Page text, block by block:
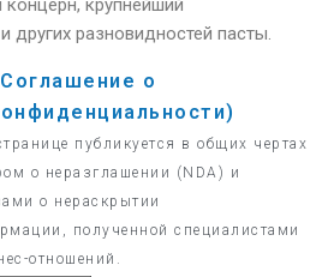
концерн, крупнейший
других разновидностей пасты.
о
публикуется в общих чертах
о неразглашении (NDA) и
о нераскрытии
полученной специалистами
отношений.